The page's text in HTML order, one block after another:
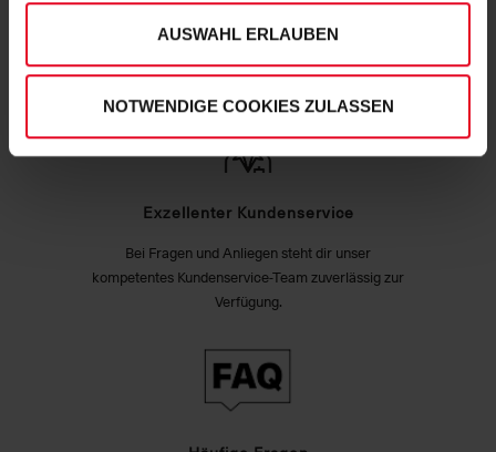
Impressum."
AUSWAHL ERLAUBEN
NOTWENDIGE COOKIES ZULASSEN
Unser Produktsortiment unterliegt regelmäßigen
Qualitätskontrollen, um deinen und unseren hohen
Qualitätsstandards zu entsprechen.
Exzellenter Kundenservice
Bei Fragen und Anliegen steht dir unser
kompetentes Kundenservice-Team zuverlässig zur
Verfügung.